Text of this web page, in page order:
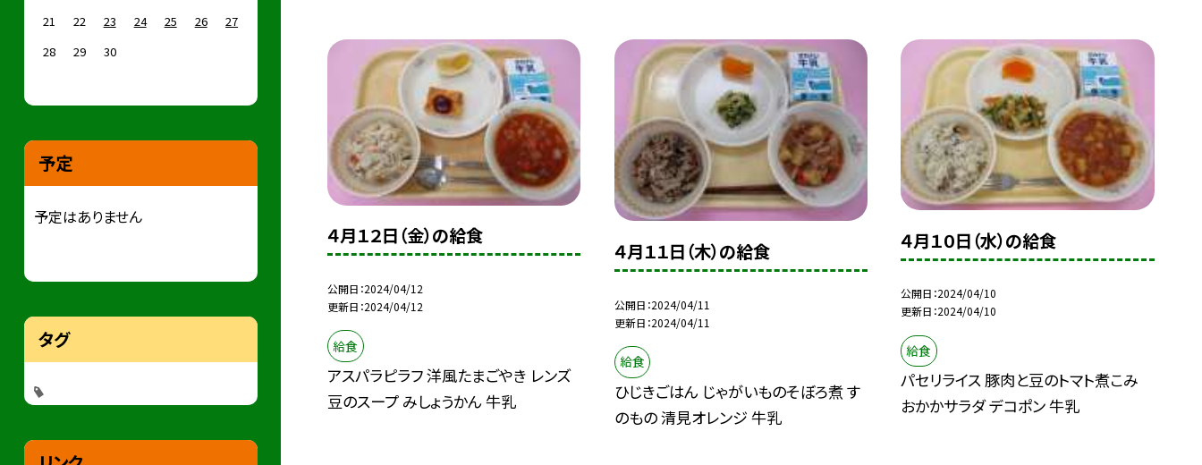
４月１２日（金）の給食
公開日 2024/04/12
更新日 2024/04/12
給食
アスパラピラフ 洋風たまごやき レンズ
豆のスープ みしょうかん 牛乳
４月１１日（木）の給食
公開日 2024/04/11
更新日 2024/04/11
給食
ひじきごはん じゃがいものそぼろ煮 す
のもの 清見オレンジ 牛乳
４月１０日（水）の給食
公開日 2024/04/10
更新日 2024/04/10
給食
パセリライス 豚肉と豆のトマト煮こみ
おかかサラダ デコポン 牛乳
21
22 23 24 25 26
27
28
29 30
予定
予定はありません
タグ